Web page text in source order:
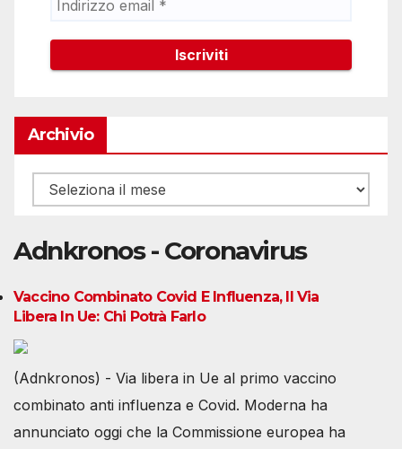
Archivio
Archivio
Adnkronos - Coronavirus
Vaccino Combinato Covid E Influenza, Il Via
Libera In Ue: Chi Potrà Farlo
(Adnkronos) - Via libera in Ue al primo vaccino
combinato anti influenza e Covid. Moderna ha
annunciato oggi che la Commissione europea ha